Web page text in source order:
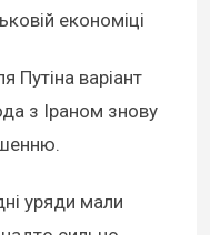
економіці
Путіна варіант
з Іраном знову
уряди мали